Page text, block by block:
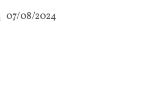
07/08/2024